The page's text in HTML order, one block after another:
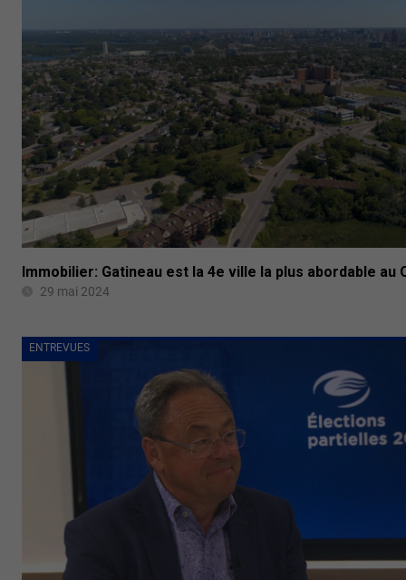
Immobilier: Gatineau est la 4e ville la plus abordable au
29 mai 2024
ENTREVUES